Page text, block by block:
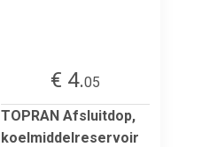
€ 4.05
TOPRAN Afsluitdop,
koelmiddelreservoir